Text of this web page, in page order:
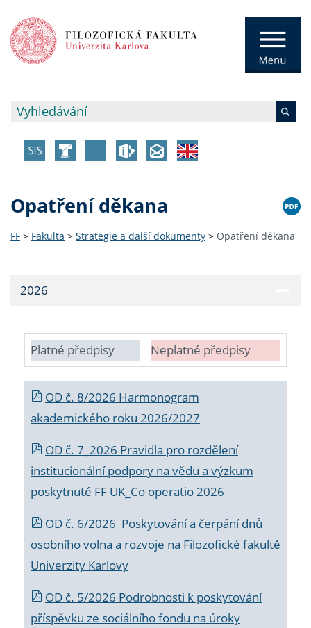
Opatření děkana
FF > Fakulta > Strategie a další dokumenty > Opatření děkana
2026
Platné předpisy Neplatné předpisy
OD č. 8/2026 Harmonogram
akademického roku 2026/2027
OD č. 7_2026 Pravidla pro rozdělení
institucionální podpory na vědu a výzkum
poskytnuté FF UK_Co operatio 2026
OD č. 6/2026 Poskytování a čerpání dnů
osobního volna a rozvoje na Filozofické fakultě
Univerzity Karlovy
OD č. 5/2026 Podrobnosti k poskytování
příspěvku ze sociálního fondu na úroky